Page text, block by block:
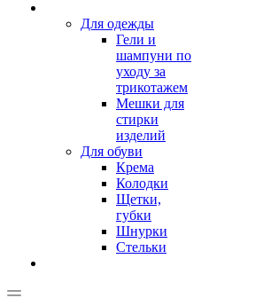
Для одежды
Гели и
шампуни по
уходу за
трикотажем
Мешки для
стирки
изделий
Для обуви
Крема
Колодки
Щетки,
губки
Шнурки
Стельки